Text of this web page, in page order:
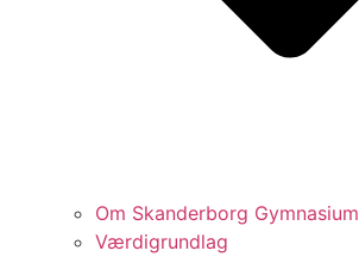
Om Skanderborg Gymnasium
Værdigrundlag